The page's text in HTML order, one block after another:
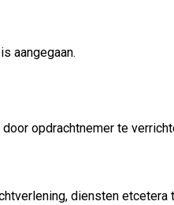
aangegaan.
opdrachtnemer te
diensten etcetera